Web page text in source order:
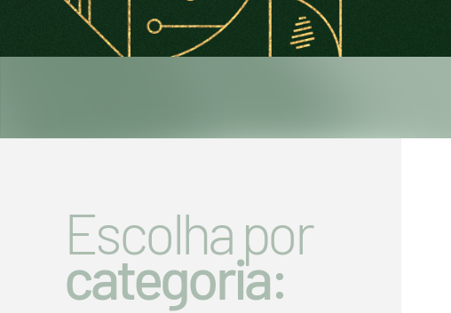
Escolha por
categoria: